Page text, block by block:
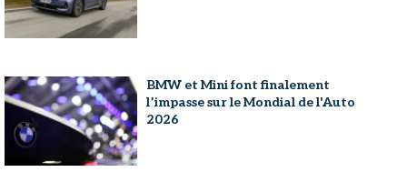
BMW et Mini font finalement
l’impasse sur le Mondial de l'Auto
2026